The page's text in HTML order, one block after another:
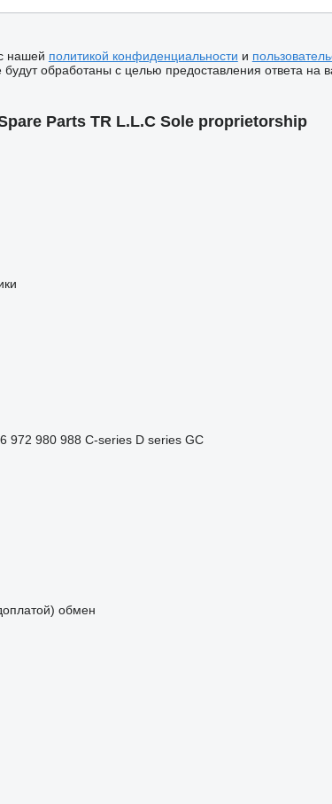
нашей политикой конфиденциальности и
обработаны с целью предоставления ответа на
Parts TR L.L.C Sole proprietorship
972 980 988 C-series D series GC
обмен